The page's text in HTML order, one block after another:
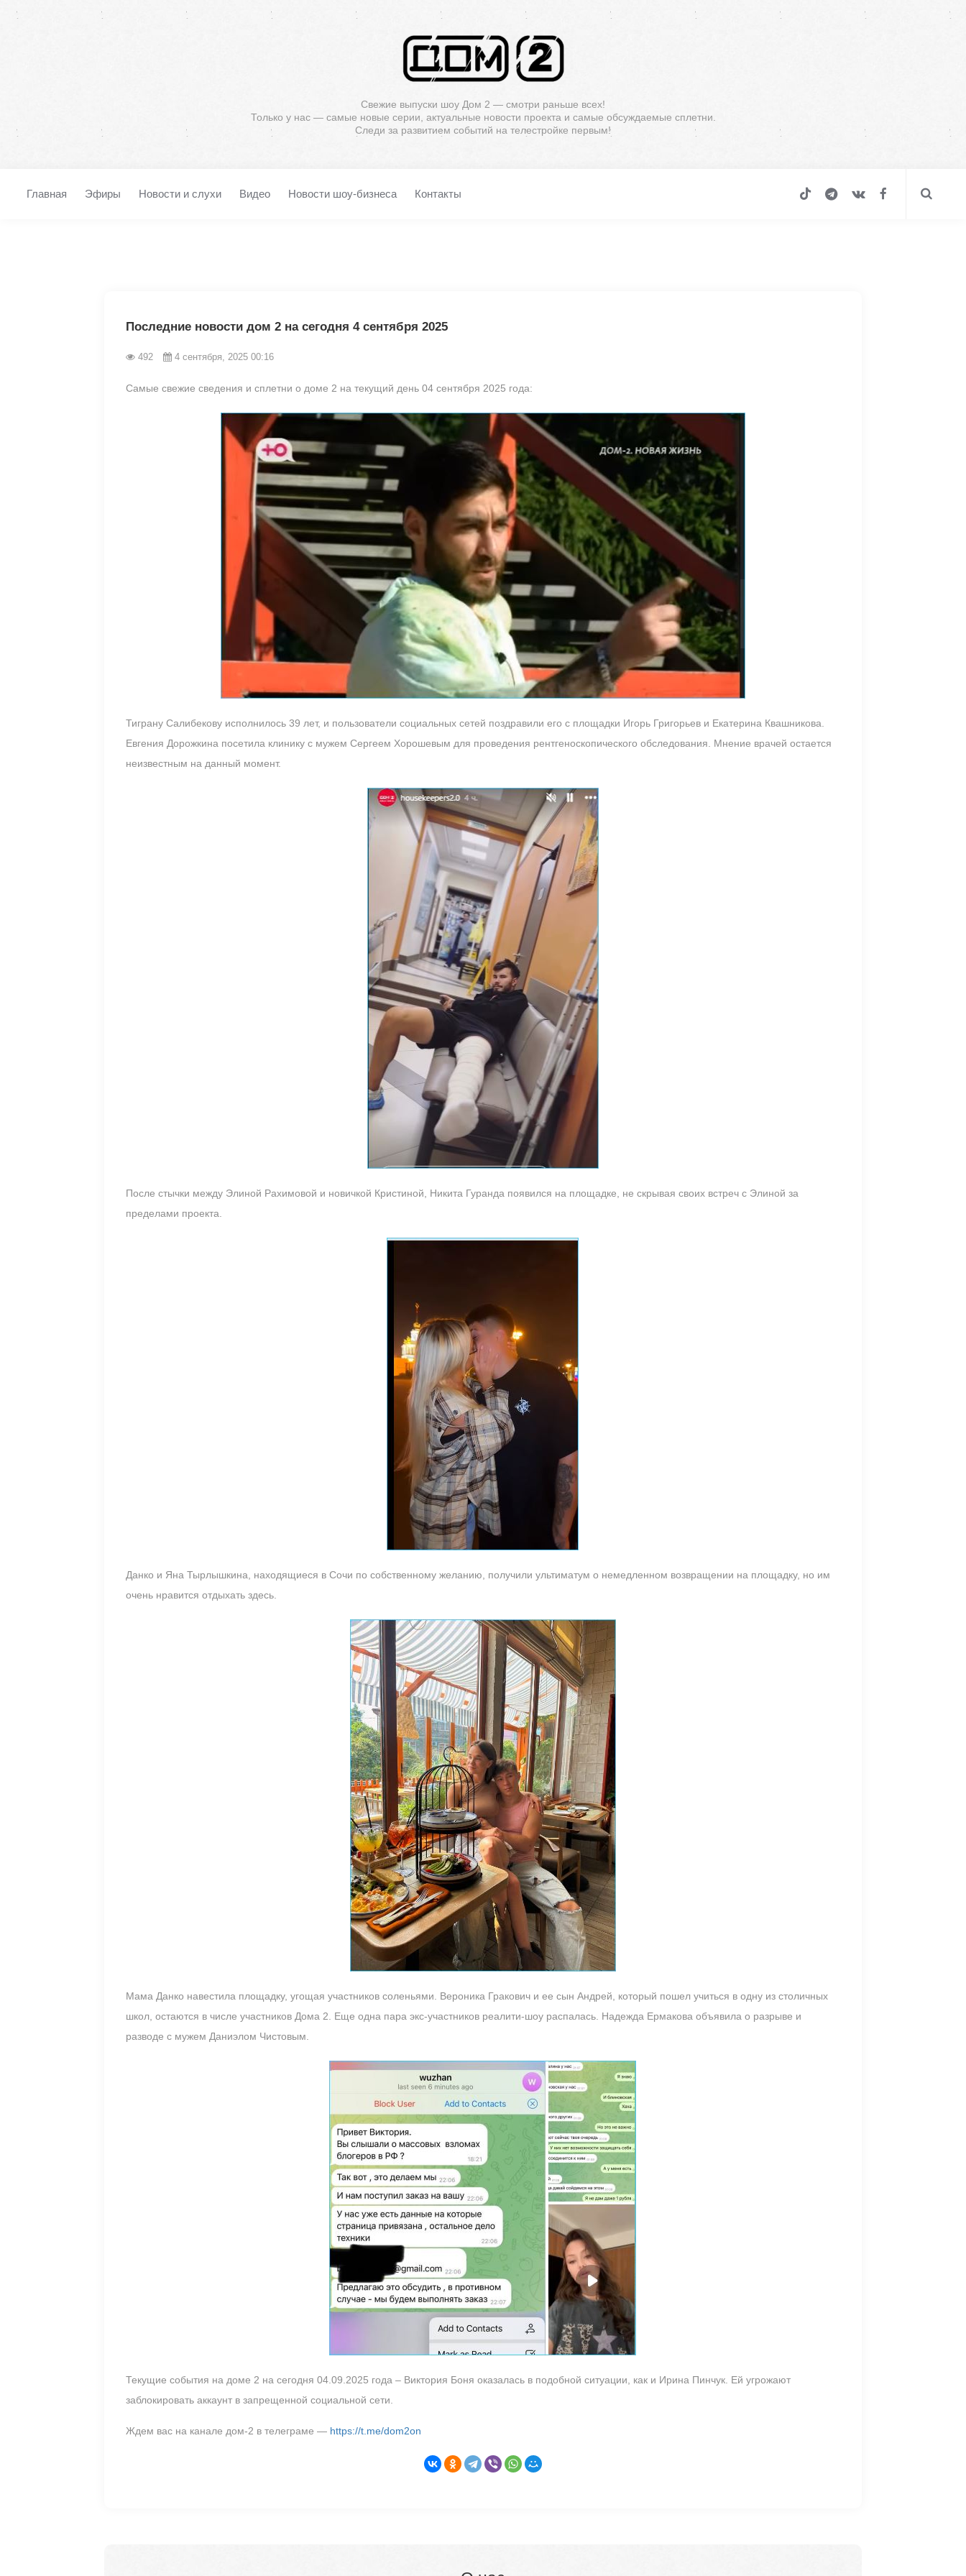
Свежие выпуски шоу Дом 2 — смотри раньше всех!
Только у нас — самые новые серии, актуальные новости проекта и самые обсуждаемые сплетни.
Следи за развитием событий на телестройке первым!
Главная Эфиры Новости и слухи Видео Новости шоу-бизнеса Контакты
Последние новости дом 2 на сегодня 4 сентября 2025
492 4 сентября, 2025 00:16
Самые свежие сведения и сплетни о доме 2 на текущий день 04 сентября 2025 года:
Тиграну Салибекову исполнилось 39 лет, и пользователи социальных сетей поздравили его с площадки Игорь Григорьев и Екатерина Квашникова.
Евгения Дорожкина посетила клинику с мужем Сергеем Хорошевым для проведения рентгеноскопического обследования. Мнение врачей остается
неизвестным на данный момент.
После стычки между Элиной Рахимовой и новичкой Кристиной, Никита Гуранда появился на площадке, не скрывая своих встреч с Элиной за
пределами проекта.
Данко и Яна Тырлышкина, находящиеся в Сочи по собственному желанию, получили ультиматум о немедленном возвращении на площадку, но им
очень нравится отдыхать здесь.
Мама Данко навестила площадку, угощая участников соленьями. Вероника Гракович и ее сын Андрей, который пошел учиться в одну из столичных
школ, остаются в числе участников Дома 2. Еще одна пара экс-участников реалити-шоу распалась. Надежда Ермакова объявила о разрыве и
разводе с мужем Даниэлом Чистовым.
Текущие события на доме 2 на сегодня 04.09.2025 года – Виктория Боня оказалась в подобной ситуации, как и Ирина Пинчук. Ей угрожают
заблокировать аккаунт в запрещенной социальной сети.
Ждем вас на канале дом-2 в телеграме — https://t.me/dom2on